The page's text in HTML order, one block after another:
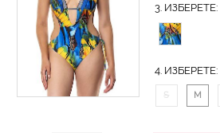
3. ИЗБЕРЕТЕ:
4. ИЗБЕРЕТЕ:
S M